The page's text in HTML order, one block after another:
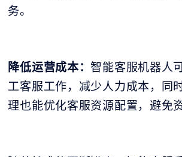
务。
降低运营成本： 智能客服机器人
工客服工作，减少人力成本，同
理也能优化客服资源配置，避免